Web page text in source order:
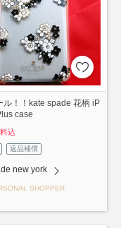
ル！！kate spade 花柄 iP
case
込
返品補償
new york
SHOPPER